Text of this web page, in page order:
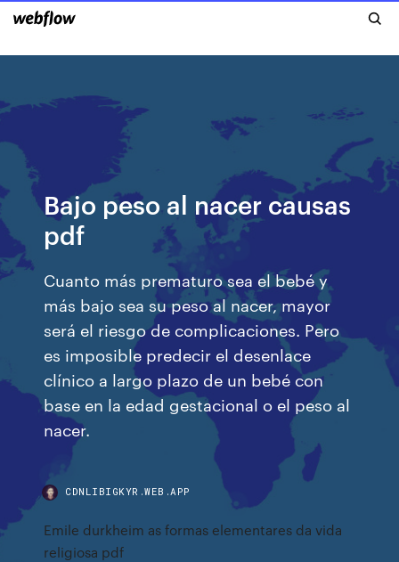
Bajo peso al nacer causas
pdf
Cuanto más prematuro sea el bebé y
más bajo sea su peso al nacer, mayor
será el riesgo de complicaciones. Pero
es imposible predecir el desenlace
clínico a largo plazo de un bebé con
base en la edad gestacional o el peso al
nacer.
CDNLIBIGKYR.WEB.APP
Emile durkheim as formas elementares da vida
religiosa pdf